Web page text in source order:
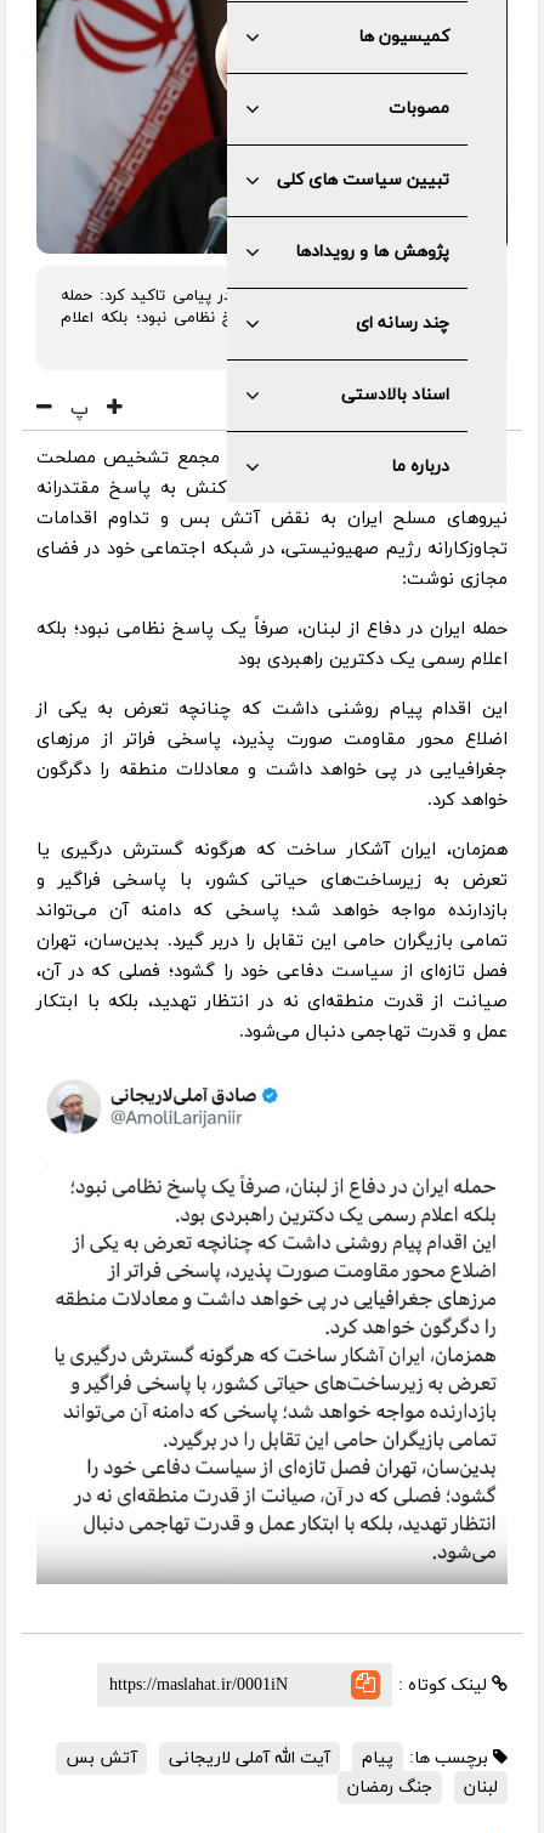
کمیسیون ها
مصوبات
تبیین سیاست های کلی
پژوهش ها و رویدادها
چند رسانه ای
اسناد بالادستی
درباره ما
رئیس مجمع تشخیص مصلحت نظام در پیامی تاکید کرد: حمله
ایران در دفاع از لبنان، صرفاً یک پاسخ نظامی نبود؛ بلکه اعلام
رسمی یک دکترین راهبردی بود.
پ
به گزارش مرکز رسانه و روابط عمومی مجمع تشخیص مصلحت
نظام، آیت الله آملی لاریجانی در واکنش به پاسخ مقتدرانه
نیروهای مسلح ایران به نقض آتش بس و تداوم اقدامات
تجاوزکارانه رژیم صهیونیستی، در شبکه اجتماعی خود در فضای
مجازی نوشت:
حمله ایران در دفاع از لبنان، صرفاً یک پاسخ نظامی نبود؛ بلکه
اعلام رسمی یک دکترین راهبردی بود
این اقدام پیام روشنی داشت که چنانچه تعرض به یکی از
اضلاع محور مقاومت صورت پذیرد، پاسخی فراتر از مرزهای
جغرافیایی در پی خواهد داشت و معادلات منطقه را دگرگون
خواهد کرد.
همزمان، ایران آشکار ساخت که هرگونه گسترش درگیری یا
تعرض به زیرساخت‌های حیاتی کشور، با پاسخی فراگیر و
بازدارنده مواجه خواهد شد؛ پاسخی که دامنه آن می‌تواند
تمامی بازیگران حامی این تقابل را دربر گیرد. بدین‌سان، تهران
فصل تازه‌ای از سیاست دفاعی خود را گشود؛ فصلی که در آن،
صیانت از قدرت منطقه‌ای نه در انتظار تهدید، بلکه با ابتکار
عمل و قدرت تهاجمی دنبال می‌شود.
لینک کوتاه :
برچسب ها: پیام آیت الله آملی لاریجانی
آتش بس
لبنان
جنگ رمضان